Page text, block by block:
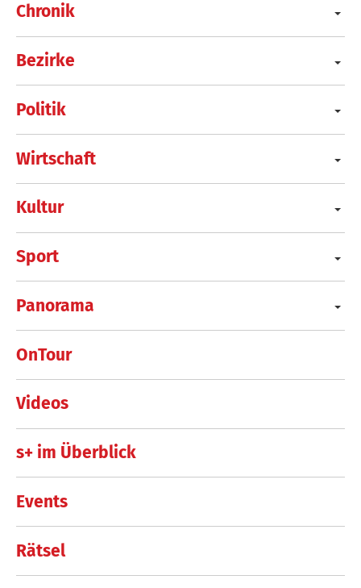
Chronik
Bezirke
Politik
Wirtschaft
Kultur
Sport
Panorama
OnTour
Videos
s+ im Überblick
Events
Rätsel